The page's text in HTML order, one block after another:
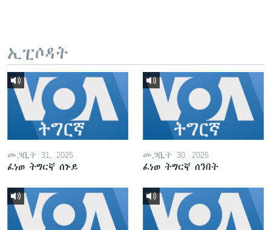
ኢፒሶዳት
መጋቢት 31, 2025
ፈነወ ትግርኛ ሰኑይ
መጋቢት 30, 2025
ፈነወ ትግርኛ ሰንበት